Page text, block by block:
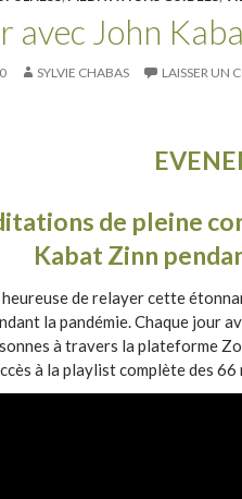
avec John
SYLVIE CHABAS LAISSER UN
de pleine
Kabat Zinn
de relayer cette
la pandémie. Chaque jour
à travers la plateforme
à la playlist complète des